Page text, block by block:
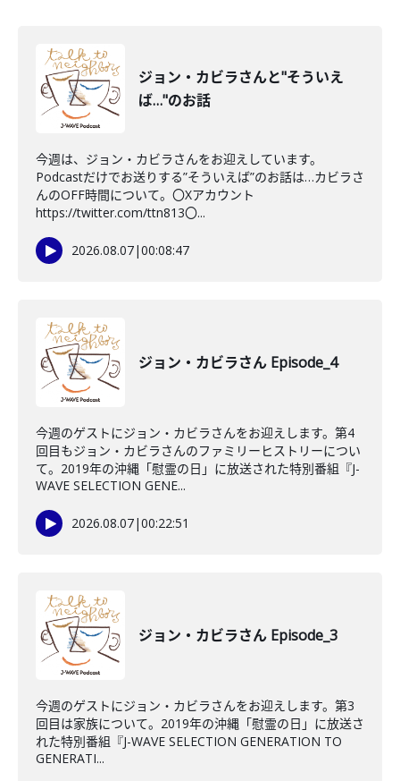
ジョン・カビラさんと"そういえ
ば…"のお話
今週は、ジョン・カビラさんをお迎えしています。
Podcastだけでお送りする”そういえば”のお話は…カビラさ
んのOFF時間について。〇Xアカウント
https://twitter.com/ttn813〇...
2026.08.07|00:08:47
ジョン・カビラさん Episode_4
今週のゲストにジョン・カビラさんをお迎えします。第4
回目もジョン・カビラさんのファミリーヒストリーについ
て。2019年の沖縄「慰霊の日」に放送された特別番組『J-
WAVE SELECTION GENE...
2026.08.07|00:22:51
ジョン・カビラさん Episode_3
今週のゲストにジョン・カビラさんをお迎えします。第3
回目は家族について。2019年の沖縄「慰霊の日」に放送さ
れた特別番組『J-WAVE SELECTION GENERATION TO
GENERATI...